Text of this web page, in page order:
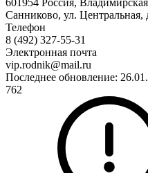
Санниково, ул. Центральная,
Телефон
8 (492) 327-55-31
Электронная почта
vip.rodnik@mail.ru
Последнее обновление:
762